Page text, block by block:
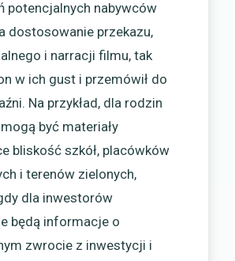
potencjalnych nabywców
dostosowanie przekazu,
i narracji filmu, tak
w ich gust i przemówił do
Na przykład, dla rodzin
być materiały
bliskość szkół, placówków
i terenów zielonych,
dla inwestorów
będą informacje o
zwrocie z inwestycji i